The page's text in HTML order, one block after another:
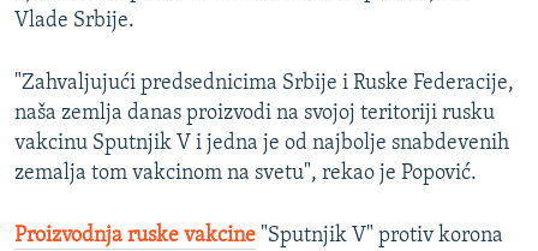
Vlade Srbije.
"Zahvaljujući predsednicima Srbije i Ruske Federacije,
naša zemlja danas proizvodi na svojoj teritoriji rusku
vakcinu Sputnjik V i jedna je od najbolje snabdevenih
zemalja tom vakcinom na svetu", rekao je Popović.
Proizvodnja ruske vakcine "Sputnjik V" protiv korona